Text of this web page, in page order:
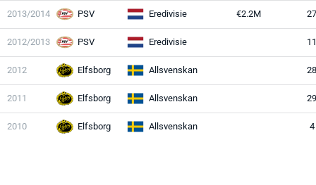
2013/2014 PSV Eredivisie €2.2M 27
2012/2013 PSV Eredivisie 11
2012 Elfsborg Allsvenskan 28
2011 Elfsborg Allsvenskan 29
2010 Elfsborg Allsvenskan 4